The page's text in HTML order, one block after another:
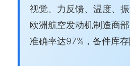
视觉、力反馈、温度、
欧洲航空发动机制造商
准确率达97%，备件库存